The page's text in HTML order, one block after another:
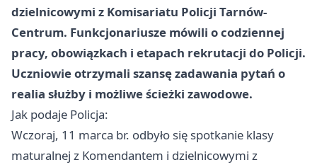
dzielnicowymi z Komisariatu Policji Tarnów-
Centrum. Funkcjonariusze mówili o codziennej
pracy, obowiązkach i etapach rekrutacji do Policji.
Uczniowie otrzymali szansę zadawania pytań o
realia służby i możliwe ścieżki zawodowe.
Jak podaje Policja:
Wczoraj, 11 marca br. odbyło się spotkanie klasy
maturalnej z Komendantem i dzielnicowymi z